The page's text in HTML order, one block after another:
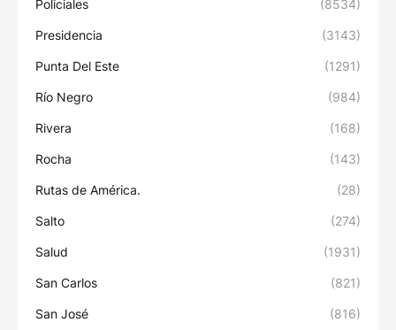
Policiales (8534)
Presidencia (3143)
Punta Del Este (1291)
Río Negro (984)
Rivera (168)
Rocha (143)
Rutas de América. (28)
Salto (274)
Salud (1931)
San Carlos (821)
San José (816)